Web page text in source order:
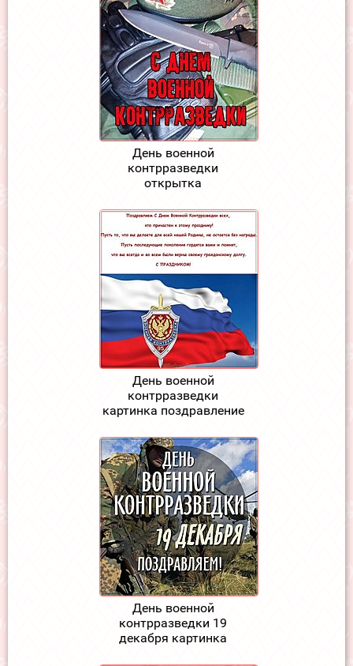
День военной
контрразведки
открытка
День военной
контрразведки
картинка поздравление
День военной
контрразведки 19
декабря картинка